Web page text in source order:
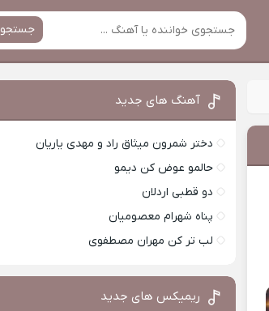
جستجو
آهنگ های جدید
دختر شمرون میثاق راد و مهدی یاریان
حالمو عوض کن دیمو
دو قطبی اردلان
پناه شهرام معصومیان
لب تر کن مهران مصطفوی
ریمیکس های جدید